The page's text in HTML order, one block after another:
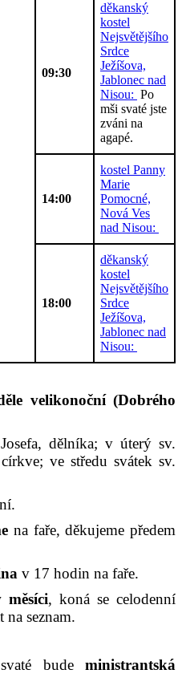
09:30
děkanský
kostel
Nejsvětějšího
Srdce
Ježíšova,
Jablonec nad
Nisou: Po
mši svaté jste
zváni na
agapé.
14:00
kostel Panny
Marie
Pomocné,
Nová Ves
nad Nisou:
18:00
děkanský
kostel
Nejsvětějšího
Srdce
Ježíšova,
Jablonec nad
Nisou:
velikonoční (Dobrého
dělníka; v úterý sv.
ve středu svátek sv.
na faře, děkujeme předem
v 17 hodin na faře.
, koná se celodenní
na seznam.
bude ministrantská